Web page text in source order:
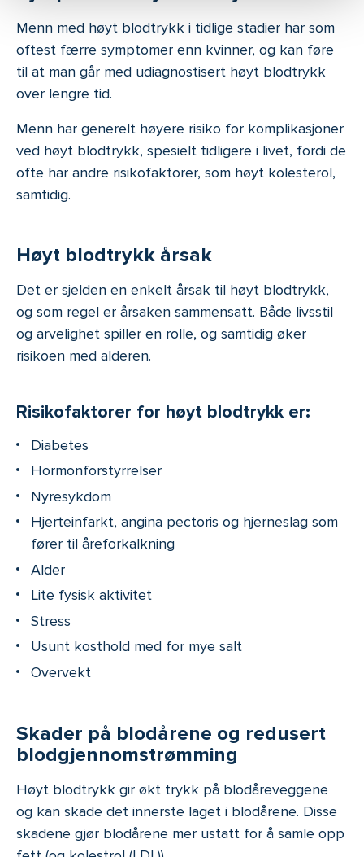
Menn med høyt blodtrykk i tidlige stadier har som
oftest færre symptomer enn kvinner, og kan føre
til at man går med udiagnostisert høyt blodtrykk
over lengre tid.
Menn har generelt høyere risiko for komplikasjoner
ved høyt blodtrykk, spesielt tidligere i livet, fordi de
ofte har andre risikofaktorer, som høyt kolesterol,
samtidig.
Høyt blodtrykk årsak
Det er sjelden en enkelt årsak til høyt blodtrykk,
og som regel er årsaken sammensatt. Både livsstil
og arvelighet spiller en rolle, og samtidig øker
risikoen med alderen.
Risikofaktorer for høyt blodtrykk er:
Diabetes
Hormonforstyrrelser
Nyresykdom
Hjerteinfarkt, angina pectoris og hjerneslag som
fører til åreforkalkning
Alder
Lite fysisk aktivitet
Stress
Usunt kosthold med for mye salt
Overvekt
Skader på blodårene og redusert
blodgjennomstrømming
Høyt blodtrykk gir økt trykk på blodåreveggene
og kan skade det innerste laget i blodårene. Disse
skadene gjør blodårene mer ustatt for å samle opp